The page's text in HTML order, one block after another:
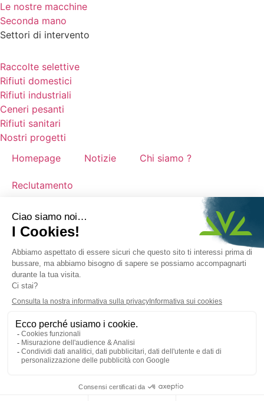
Le nostre macchine
Seconda mano
Settori di intervento
Raccolte selettive
Rifiuti domestici
Rifiuti industriali
Ceneri pesanti
Rifiuti sanitari
Nostri progetti
Homepage
Notizie Chi siamo ?
Reclutamento